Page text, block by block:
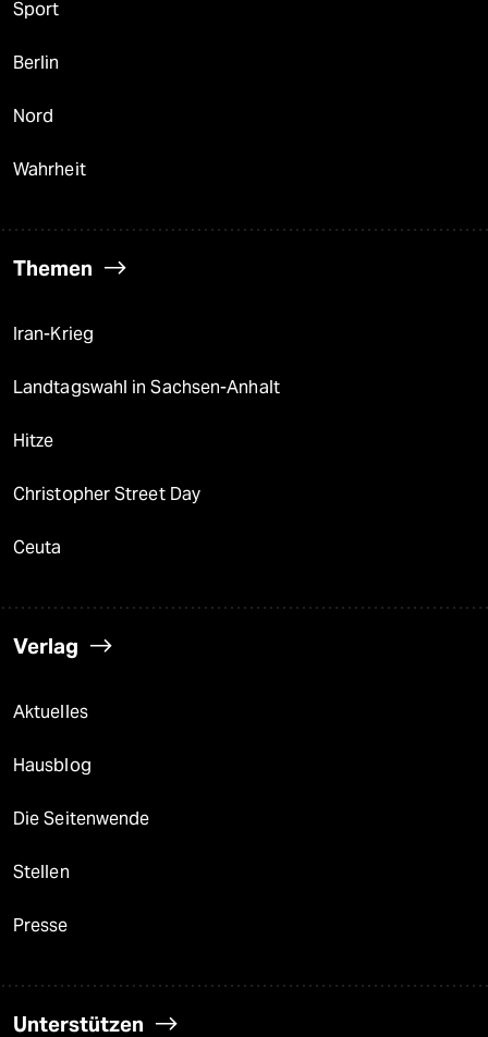
Sport
Berlin
Nord
Wahrheit
Themen
Iran-Krieg
Landtagswahl in Sachsen-Anhalt
Hitze
Christopher Street Day
Ceuta
Verlag
Aktuelles
Hausblog
Die Seitenwende
Stellen
Presse
Unterstützen